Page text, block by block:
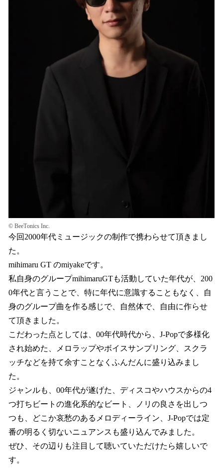
© BeeTonics Inc.
今回2000年代ミュージックの制作で携わらせて頂きまし
た。
mihimaru GT のmiyakeです。
私自身のグループmihimaruGTも活動していた年代が、200
0年代と言うことで、特に年代に意識することもなく、自
身のグループ曲を作る感じで、自然体で、自由に作らせ
て頂きました。
こだわった点としては、00年代時代から、J-Popで多様化
され始めた、メロラップやボイスサンプリング、スクラ
ッチなどを持て余すことなくふんだんに盛り込みまし
た。
ジャンルも、00年代が遂げた、ディスコやハウスからの4
つ打ちビートの進化系的なビート、ノリの良さを出しつ
つも、どこか哀愁のあるメロディーライン、J-Popでは定
番の明るく切ないニュアンスも盛り込んでみました。
ぜひ、その辺りも注目して聴いていただけたら嬉しいで
す。